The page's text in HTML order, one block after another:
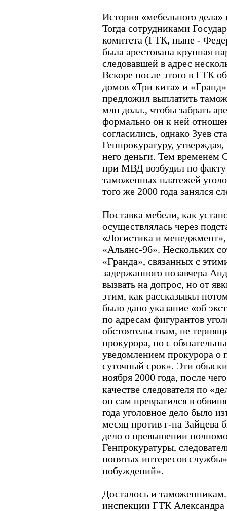
История «мебельного дела»
Тогда сотрудниками
комитета (ГТК, ныне -
была арестована крупная
следовавшей в адрес
Вскоре после этого в ГТК
домов «Три кита» и
предложил выплатить
млн долл., чтобы забрать
формально он к ней
согласились, однако Зуев
Генпрокуратуру,
него деньги. Тем временем
при МВД возбудил по факту
таможенных платежей
того же 2000 года занялся
Поставка мебели, как
осуществлялась через
«Логистика и
«Альянс-96». Нескольких
«Гранда», связанных с
задержанного позавчера
вызвать на допрос, но от
этим, как рассказывал
было дано указание «об
по адресам фигурантов
обстоятельствам, не
прокурора, но с
уведомлением прокурора о
суточный срок». Эти
ноября 2000 года, после
качестве следователя по
он сам превратился в
года уголовное дело было
месяц против г-на Зайцева
дело о превышении
Генпрокуратуры,
понятых интересов
побуждений».
Досталось и
инспекции ГТК Александра